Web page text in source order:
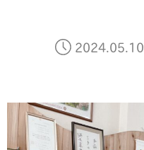
2024.05.10